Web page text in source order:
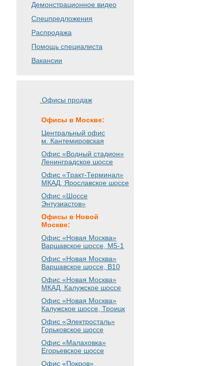
Демонстрационное видео
Спецпредложения
Распродажа
Помощь специалиста
Вакансии
Офисы продаж
Офисы в Москве:
Центральный офис
м. Кантемировская
Офис «Водный стадион»
Ленинградское шоссе
Офис «Тракт-Терминал»
МКАД, Ярославское шоссе
Офис «Шоссе
Энтузиастов»
Офисы в Новой
Москве:
Офис «Новая Москва»
Варшавское шоссе , М5-1
Офис «Новая Москва»
Варшавское шоссе , B10
Офис «Новая Москва»
МКАД, Калужское шоссе
Офис «Новая Москва»
Калужское шоссе, Троицк
Офис «Электросталь»
Горьковское шоссе
Офис «Малаховка»
Егорьевское шоссе
Офис «Покров»